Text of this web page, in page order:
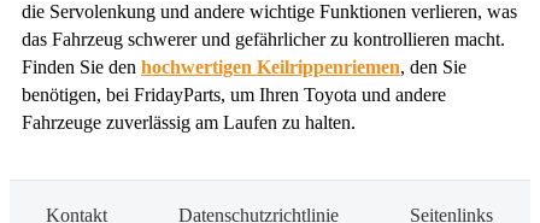
die Servolenkung und andere wichtige Funktionen verlieren, was
das Fahrzeug schwerer und gefährlicher zu kontrollieren macht.
Finden Sie den hochwertigen Keilrippenriemen, den Sie
benötigen, bei FridayParts, um Ihren Toyota und andere
Fahrzeuge zuverlässig am Laufen zu halten.
Kontakt Datenschutzrichtlinie Seitenlinks